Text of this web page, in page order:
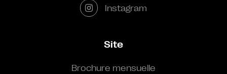
Instagram
Site
Brochure mensuelle